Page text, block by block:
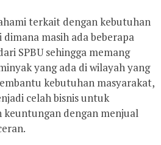
terkait dengan kebutuhan
masih ada beberapa
SPBU sehingga memang
yang ada di wilayah yang
kebutuhan masyarakat,
celah bisnis untuk
dengan menjual